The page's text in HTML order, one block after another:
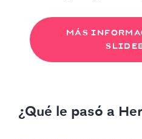
MÁS
¿Qué le pasó a